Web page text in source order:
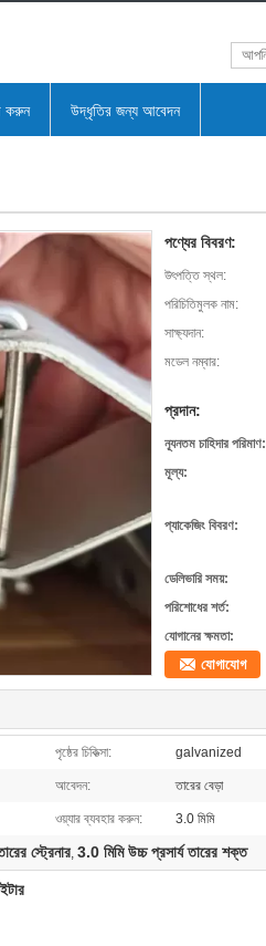
করুন উদ্ধৃতির জন্য আবেদন
পণ্যের বিবরণ:
উৎপত্তি স্থল:
পরিচিতিমুলক নাম:
সাক্ষ্যদান:
মডেল নম্বার:
প্রদান:
ন্যূনতম চাহিদার পরিমাণ:
মূল্য:
প্যাকেজিং বিবরণ:
ডেলিভারি সময়:
পরিশোধের শর্ত:
যোগানের ক্ষমতা:
যোগাযোগ
পৃষ্ঠের চিকিত্সা: galvanized
আবেদন: তারের বেড়া
ওয়্যার ব্যবহার করুন: 3.0 মিমি
স্ট্রেনার, 3.0 মিমি উচ্চ প্রসার্য তারের শক্ত